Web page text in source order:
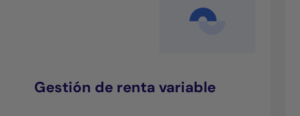
Gestión de renta variable